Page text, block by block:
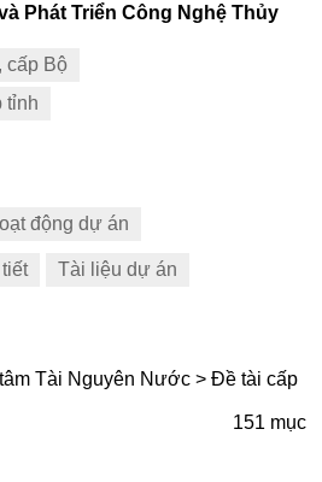
Phát Triển Công Nghệ Thủy
cấp Bộ
tỉnh
động dự án
Tài liệu dự án
Tài Nguyên Nước > Đề tài cấp
151 mục